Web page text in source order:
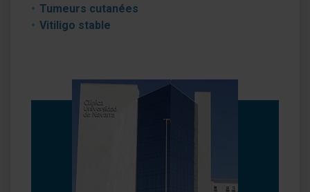
Tumeurs cutanées
Vitiligo stable